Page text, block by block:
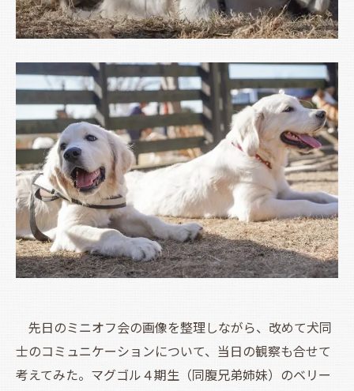
先日のミニオフ会の画像を整理しながら、改めて犬同
士のコミュニケーションについて、当日の観察も合せて
考えてみた。マグゴル４期生（同腹兄弟姉妹）のベリー